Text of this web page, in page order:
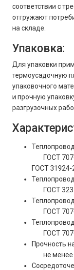
соответствии с
отгружают
на складе.
Упаковка:
Для упаковки
термоусадочную
упаковочного
и прочную
разгрузочных
ГОСТ
ГОСТ 31924-
ГОСТ
ГОСТ
ГОСТ
Прочность
не менее